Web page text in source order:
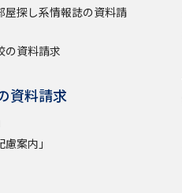
屋探し系情報誌の資料請
の資料請求
資料請求
案内」